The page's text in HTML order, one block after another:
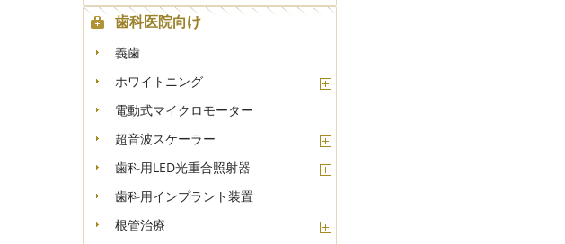
歯科医院向け
義歯
ホワイトニング
電動式マイクロモーター
超音波スケーラー
歯科用LED光重合照射器
歯科用インプラント装置
根管治療